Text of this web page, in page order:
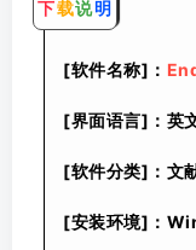
下载说明
[软件名称]：
[界面语言]：英
[软件分类]：文
[安装环境]：